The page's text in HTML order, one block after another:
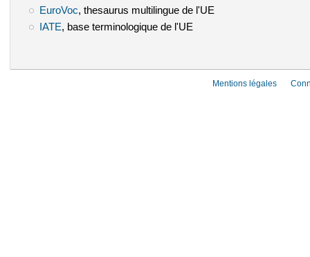
EuroVoc (le lien est externe)
, thesaurus multilingue de l'UE
IATE(le lien est externe)
, base terminologique de l'UE
Mentions légales